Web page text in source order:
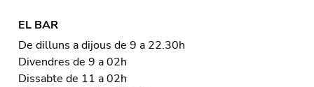
EL BAR
De dilluns a dijous de 9 a 22.30h
Divendres de 9 a 02h
Dissabte de 11 a 02h